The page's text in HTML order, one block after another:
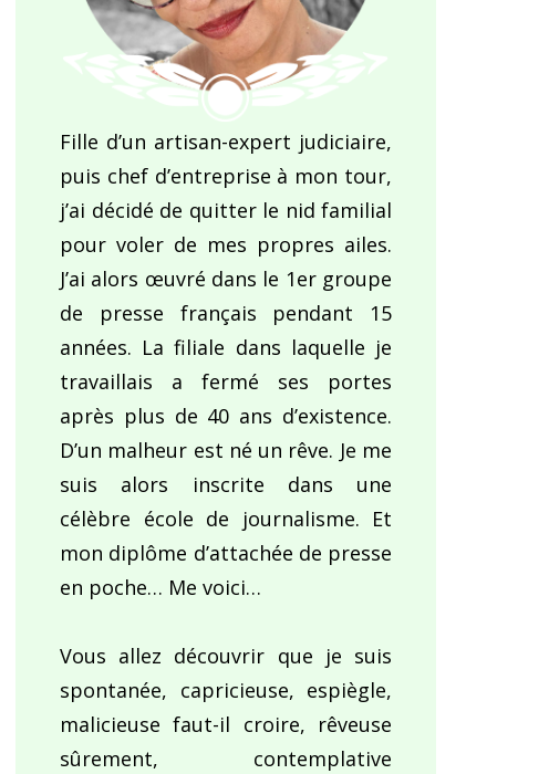
Fille d’un artisan-expert judiciaire,
puis chef d’entreprise à mon tour,
j’ai décidé de quitter le nid familial
pour voler de mes propres ailes.
J’ai alors œuvré dans le 1er groupe
de presse français pendant 15
années. La filiale dans laquelle je
travaillais a fermé ses portes
après plus de 40 ans d’existence.
D’un malheur est né un rêve. Je me
suis alors inscrite dans une
célèbre école de journalisme. Et
mon diplôme d’attachée de presse
en poche… Me voici…
Vous allez découvrir que je suis
spontanée, capricieuse, espiègle,
malicieuse faut-il croire, rêveuse
sûrement, contemplative